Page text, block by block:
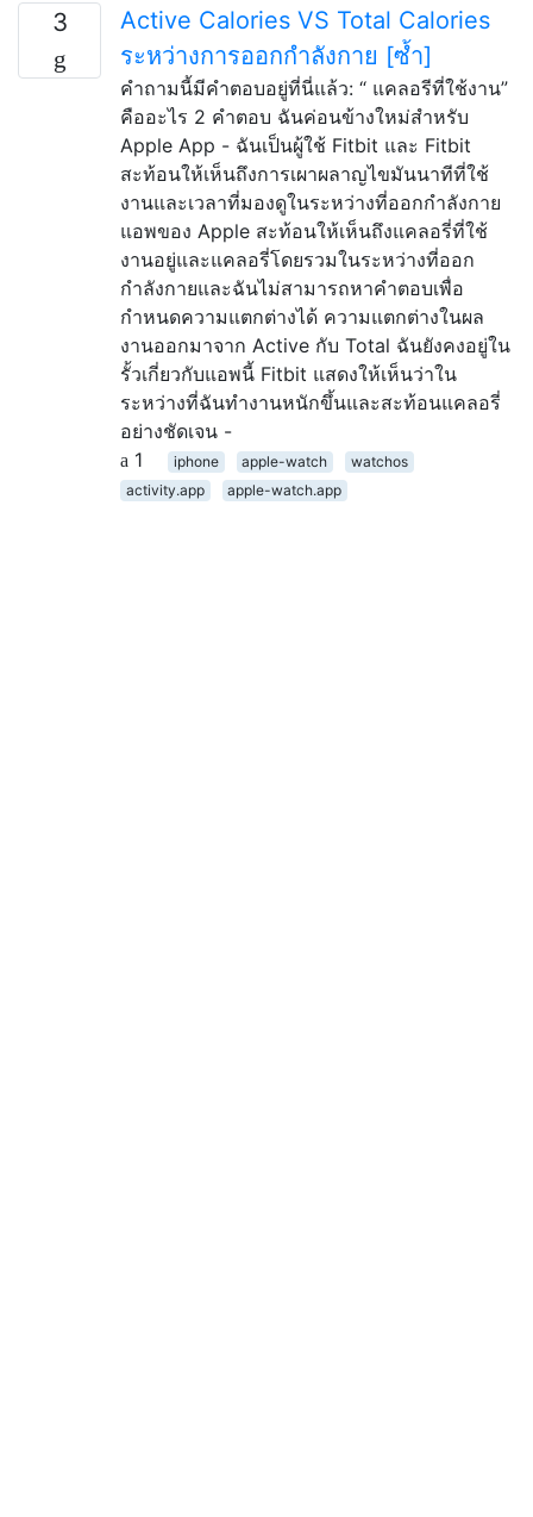
3
Active Calories VS Total Calories
ระหว่างการออกกำลังกาย [ซ้ำ]
คำถามนี้มีคำตอบอยู่ที่นี่แล้ว: “ แคลอรีที่ใช้งาน”
คืออะไร 2 คำตอบ ฉันค่อนข้างใหม่สำหรับ
Apple App - ฉันเป็นผู้ใช้ Fitbit และ Fitbit
สะท้อนให้เห็นถึงการเผาผลาญไขมันนาทีที่ใช้
งานและเวลาที่มองดูในระหว่างที่ออกกำลังกาย
แอพของ Apple สะท้อนให้เห็นถึงแคลอรี่ที่ใช้
งานอยู่และแคลอรี่โดยรวมในระหว่างที่ออก
กำลังกายและฉันไม่สามารถหาคำตอบเพื่อ
กำหนดความแตกต่างได้ ความแตกต่างในผล
งานออกมาจาก Active กับ Total ฉันยังคงอยู่ใน
รั้วเกี่ยวกับแอพนี้ Fitbit แสดงให้เห็นว่าใน
ระหว่างที่ฉันทำงานหนักขึ้นและสะท้อนแคลอรี่
อย่างชัดเจน -
1
iphone apple-watch
watchos
activity.app
apple-watch.app